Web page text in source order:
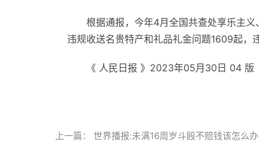
根据通报，今年4月全国共查处享乐主
违规收送名贵特产和礼品礼金问题1609起，
《 人民日报 》2023年05月30日 04 版
上一篇： 世界播报:未满16周岁斗殴不赔钱该怎么办